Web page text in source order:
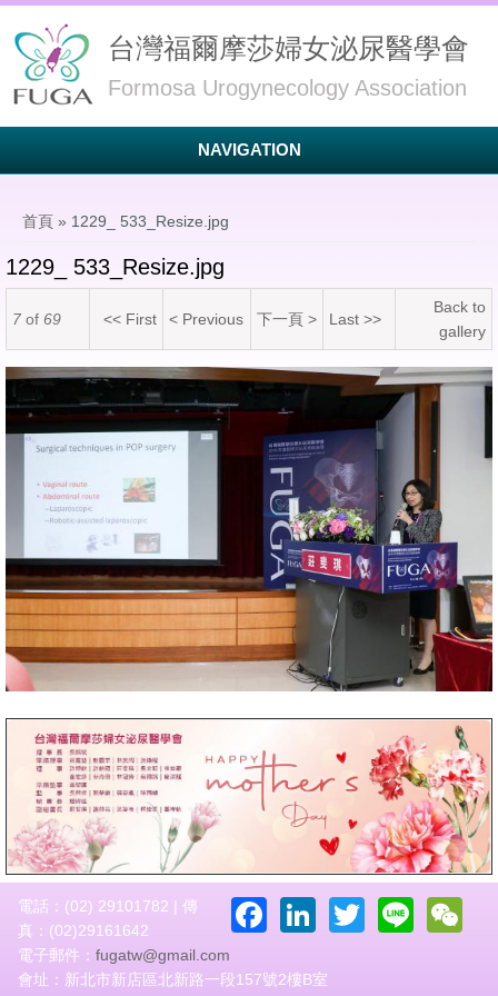
台灣福爾摩莎婦女泌尿醫學會
Formosa Urogynecology Association
NAVIGATION
首頁 » 1229_ 533_Resize.jpg
1229_ 533_Resize.jpg
7 of 69 << First < Previous 下一頁 > Last >>
Back to
gallery
1229_ 533_Resize.jpg
Facebook
LinkedIn
Twitter
Line
電話：(02) 29101782 | 傳
真：(02)29161642
電子郵件： fugatw@gmail.com
會址：新北市新店區北新路一段157號2樓B室